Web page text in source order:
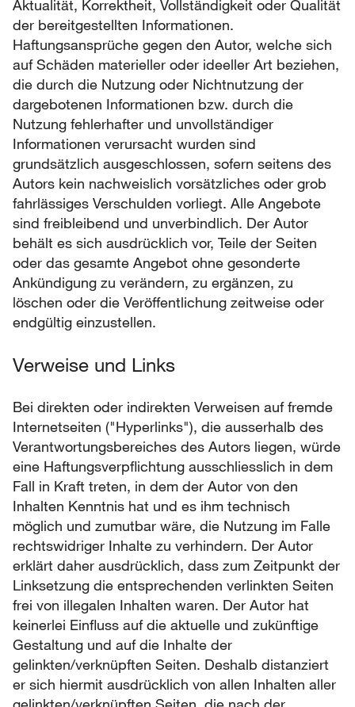
Aktualität, Korrektheit, Vollständigkeit oder Qualität
der bereitgestellten Informationen.
Haftungsansprüche gegen den Autor, welche sich
auf Schäden materieller oder ideeller Art beziehen,
die durch die Nutzung oder Nichtnutzung der
dargebotenen Informationen bzw. durch die
Nutzung fehlerhafter und unvollständiger
Informationen verursacht wurden sind
grundsätzlich ausgeschlossen, sofern seitens des
Autors kein nachweislich vorsätzliches oder grob
fahrlässiges Verschulden vorliegt. Alle Angebote
sind freibleibend und unverbindlich. Der Autor
behält es sich ausdrücklich vor, Teile der Seiten
oder das gesamte Angebot ohne gesonderte
Ankündigung zu verändern, zu ergänzen, zu
löschen oder die Veröffentlichung zeitweise oder
endgültig einzustellen.
Verweise und Links
Bei direkten oder indirekten Verweisen auf fremde
Internetseiten ("Hyperlinks"), die ausserhalb des
Verantwortungsbereiches des Autors liegen, würde
eine Haftungsverpflichtung ausschliesslich in dem
Fall in Kraft treten, in dem der Autor von den
Inhalten Kenntnis hat und es ihm technisch
möglich und zumutbar wäre, die Nutzung im Falle
rechtswidriger Inhalte zu verhindern. Der Autor
erklärt daher ausdrücklich, dass zum Zeitpunkt der
Linksetzung die entsprechenden verlinkten Seiten
frei von illegalen Inhalten waren. Der Autor hat
keinerlei Einfluss auf die aktuelle und zukünftige
Gestaltung und auf die Inhalte der
gelinkten/verknüpften Seiten. Deshalb distanziert
er sich hiermit ausdrücklich von allen Inhalten aller